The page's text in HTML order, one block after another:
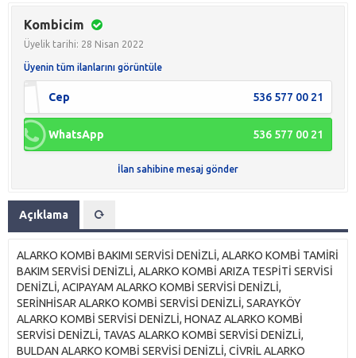
Kombicim
Üyelik tarihi: 28 Nisan 2022
Üyenin tüm ilanlarını görüntüle
Cep 536 577 00 21
WhatsApp 536 577 00 21
İlan sahibine mesaj gönder
Açıklama
ALARKO KOMBİ BAKIMI SERVİSİ DENİZLİ, ALARKO KOMBİ TAMİRİ
BAKIM SERVİSİ DENİZLİ, ALARKO KOMBİ ARIZA TESPİTİ SERVİSİ
DENİZLİ, ACIPAYAM ALARKO KOMBİ SERVİSİ DENİZLİ,
SERİNHİSAR ALARKO KOMBİ SERVİSİ DENİZLİ, SARAYKÖY
ALARKO KOMBİ SERVİSİ DENİZLİ, HONAZ ALARKO KOMBİ
SERVİSİ DENİZLİ, TAVAS ALARKO KOMBİ SERVİSİ DENİZLİ,
BULDAN ALARKO KOMBİ SERVİSİ DENİZLİ, CİVRİL ALARKO